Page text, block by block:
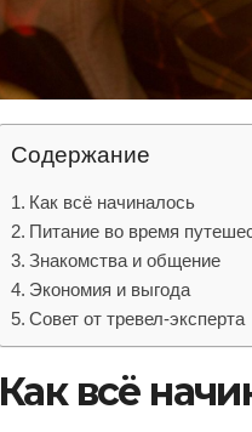
Содержание
Как всё начиналось
Питание во время
Знакомства и общение
Экономия и выгода
Совет от тревел-эксперта
Как всё